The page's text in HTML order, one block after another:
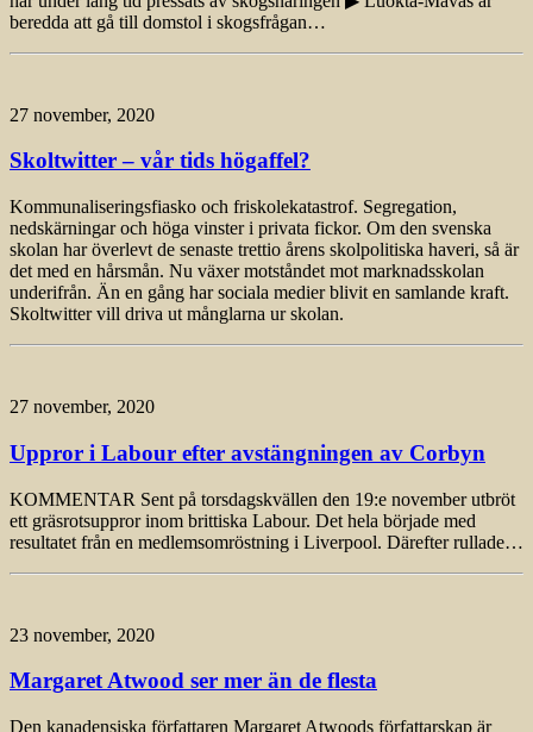
beredda att gå till domstol i skogsfrågan…
27 november, 2020
Skoltwitter – vår tids högaffel?
Kommunaliseringsfiasko och friskolekatastrof. Segregation,
nedskärningar och höga vinster i privata fickor. Om den svenska
skolan har överlevt de senaste trettio årens skolpolitiska haveri, så är
det med en hårsmån. Nu växer motståndet mot marknadsskolan
underifrån. Än en gång har sociala medier blivit en samlande kraft.
Skoltwitter vill driva ut månglarna ur skolan.
27 november, 2020
Uppror i Labour efter avstängningen av Corbyn
KOMMENTAR Sent på torsdagskvällen den 19:e november utbröt
ett gräsrotsuppror inom brittiska Labour. Det hela började med
resultatet från en medlems­omröstning i Liverpool. Därefter rullade…
23 november, 2020
Margaret Atwood ser mer än de flesta
Den kanadensiska författaren Margaret Atwoods författarskap är